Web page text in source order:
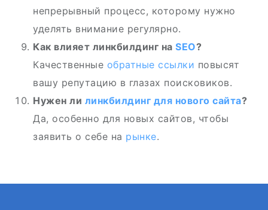
непрерывный процесс, которому нужно
уделять внимание регулярно.
Как влияет линкбилдинг на SEO?
Качественные обратные ссылки повысят
вашу репутацию в глазах поисковиков.
Нужен ли линкбилдинг для нового сайта?
Да, особенно для новых сайтов, чтобы
заявить о себе на рынке.